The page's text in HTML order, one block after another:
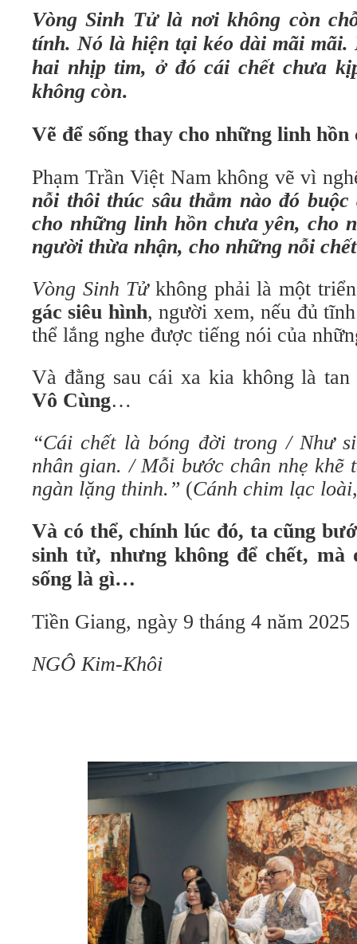
Vòng Sinh Tử là nơi không còn
tính. Nó là hiện tại kéo dài mãi
hai nhịp tim,ở đó cái chết chưa
không còn.
Vẽ để sống thay cho những linh
Phạm Trần Việt Nam không vẽ vì
nỗi thôi thúc sâu thẳm nào đó
cho những linh hồn chưa yên, cho
người thừa nhận, cho những nỗi
Vòng Sinh Tửkhông phải là một
gác siêu hình, người xem, nếu đủ
thể lắng nghe được tiếng nói của
Và đằng sau cái xa kia không là
Vô Cùng…
“Cái chết là bóng đời trong / Như
nhân gian. / Mỗi bước chân nhẹ
ngàn lặng thinh.” (Cánh chim lạc loài
Và có thể, chính lúc đó, ta cũng
sinh tử, nhưng không để chết, mà
sống là gì…
Tiền Giang, ngày 9 tháng 4 năm 2025
NGÔ Kim-Khôi